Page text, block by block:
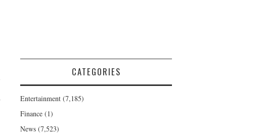
CATEGORIES
Entertainment (7,185)
Finance (1)
News (7,523)